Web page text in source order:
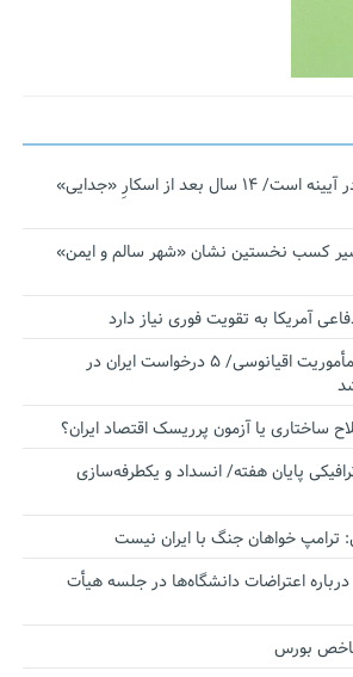
نجات‌دهنده‌ همچنان در آیینه است/ ۱۴ سال بعد از اسکارِ «جدایی»
کسب نخستین نشان «شهر سالم و ایمن»
آمریکا به تقویت فوری نیاز دارد
اقتدار ناوگروه ۱۰۳ در مأموریت‌ اقیانوسی/ ۵ درخواست ایران در
ساختاری یا آزمون پرریسک اقتصاد ایران؟
پایان هفته/ انسداد و یکطرفه‌سازی
ترامپ خواهان جنگ با ایران نیست
درباره اعتراضات دانشگاه‌ها در جلسه هیأت